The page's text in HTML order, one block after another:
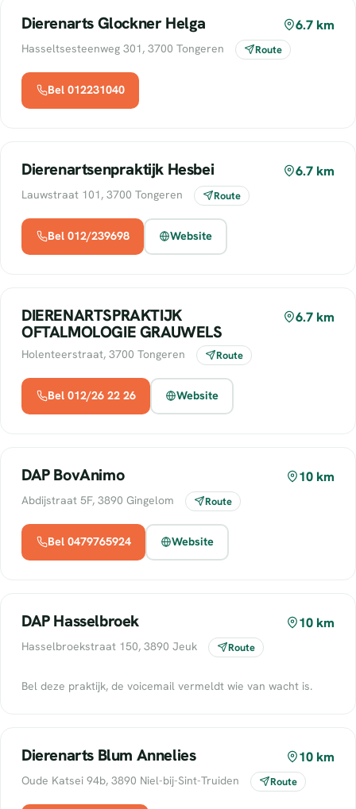
Dierenarts Glockner Helga 6.7 km
Hasseltsesteenweg 301, 3700 Tongeren Route
Bel 012231040
Dierenartsenpraktijk Hesbei 6.7 km
Lauwstraat 101, 3700 Tongeren Route
Bel 012/239698 Website
DIERENARTSPRAKTIJK
OFTALMOLOGIE GRAUWELS
6.7 km
Holenteerstraat, 3700 Tongeren Route
Bel 012/26 22 26 Website
DAP BovAnimo 10 km
Abdijstraat 5F, 3890 Gingelom Route
Bel 0479765924 Website
DAP Hasselbroek 10 km
Hasselbroekstraat 150, 3890 Jeuk Route
Bel deze praktijk, de voicemail vermeldt wie van wacht is.
Dierenarts Blum Annelies 10 km
Oude Katsei 94b, 3890 Niel-bij-Sint-Truiden Route